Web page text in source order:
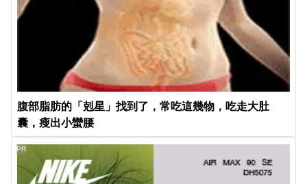
腹部脂肪的「剋星」找到了，常吃這幾物，吃走大肚
囊，瘦出小蠻腰
PR